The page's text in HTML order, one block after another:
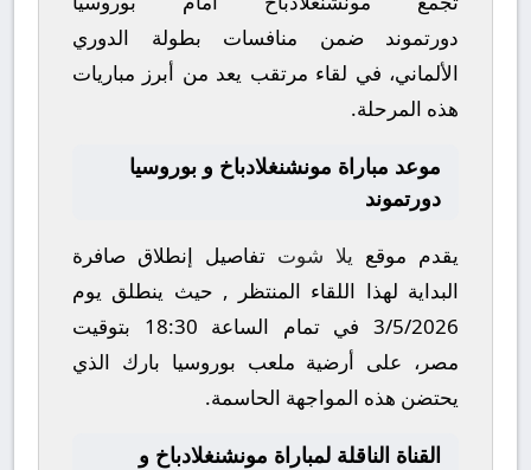
دورتموند ضمن منافسات بطولة الدوري
الألماني، في لقاء مرتقب يعد من أبرز مباريات
هذه المرحلة.
موعد مباراة مونشنغلادباخ و بوروسيا
دورتموند
يقدم موقع يلا شوت تفاصيل إنطلاق صافرة
البداية لهذا اللقاء المنتظر , حيث ينطلق يوم
3/5/2026في تمام الساعة 18:30 بتوقيت
مصر، على أرضية ملعب بوروسيا بارك الذي
يحتضن هذه المواجهة الحاسمة.
القناة الناقلة لمباراة مونشنغلادباخ و